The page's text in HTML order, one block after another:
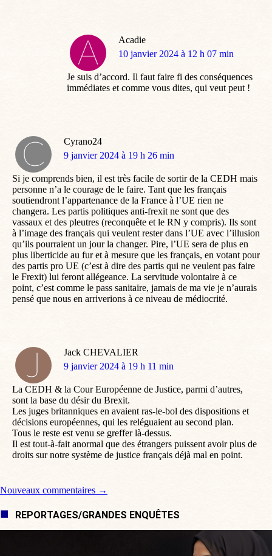
Acadie
dit
10 janvier 2024 à 12 h 07 min
Je suis d’accord. Il faut faire fi des conséquences
immédiates et comme vous dites, qui veut peut !
Cyrano24
dit
9 janvier 2024 à 19 h 26 min
Si je comprends bien, il est très facile de sortir de la CEDH mais
personne n’a le courage de le faire. Tant que les français
soutiendront l’appartenance de la France à l’UE rien ne
changera. Les partis politiques anti-frexit ne sont que des
vassaux et des pleutres (reconquête et le RN y compris). Ils sont
à l’image des français qui veulent rester dans l’UE avec l’illusion
qu’ils pourraient un jour la changer. Pire, l’UE sera de plus en
plus liberticide au fur et à mesure que les français, en votant pour
des partis pro UE (c’est à dire des partis qui ne veulent pas faire
le Frexit) lui feront allégeance. La servitude volontaire à ce
point, c’est comme le pass sanitaire, jamais de ma vie je n’aurais
pensé que nous en arriverions à ce niveau de médiocrité.
Jack CHEVALIER
dit
9 janvier 2024 à 19 h 11 min
La CEDH & la Cour Européenne de Justice, parmi d’autres,
sont la base du désir du Brexit.
Les juges britanniques en avaient ras-le-bol des dispositions et
décisions européennes, qui les reléguaient au second plan.
Tous le reste est venu se greffer là-dessus.
Il est tout-à-fait anormal que des étrangers puissent avoir plus de
droits sur notre système de justice français déjà mal en point.
Navigation de commentaire
Nouveaux commentaires →
REPORTAGES/GRANDES ENQUÊTES